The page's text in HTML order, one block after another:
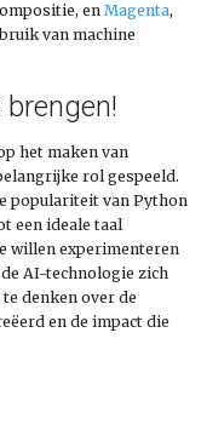
en Magenta,
van machine
het maken van
rol gespeeld.
populariteit van Python
een ideale taal
willen experimenteren
AI-technologie zich
denken over de
en de impact die